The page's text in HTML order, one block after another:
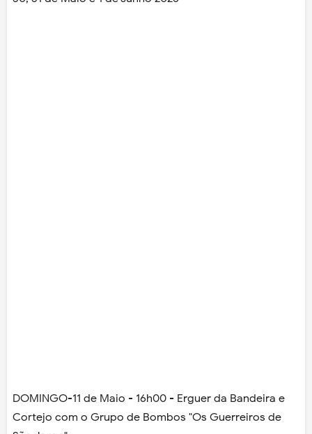
DOMINGO-11 de Maio - 16h00 - Erguer da Bandeira e
Cortejo com o Grupo de Bombos "Os Guerreiros de